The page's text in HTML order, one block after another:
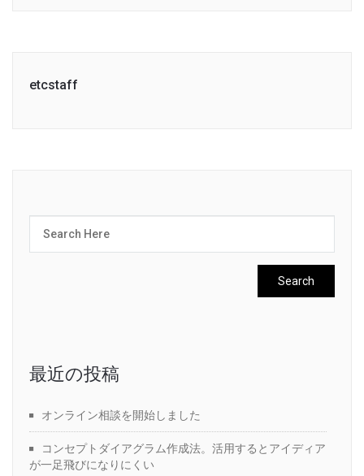
etcstaff
最近の投稿
オンライン相談を開始しました
コンセプトダイアグラム作成法。活用するとアイディア
が一足飛びになりにくい